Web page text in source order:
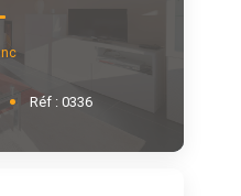
Réf : 0336